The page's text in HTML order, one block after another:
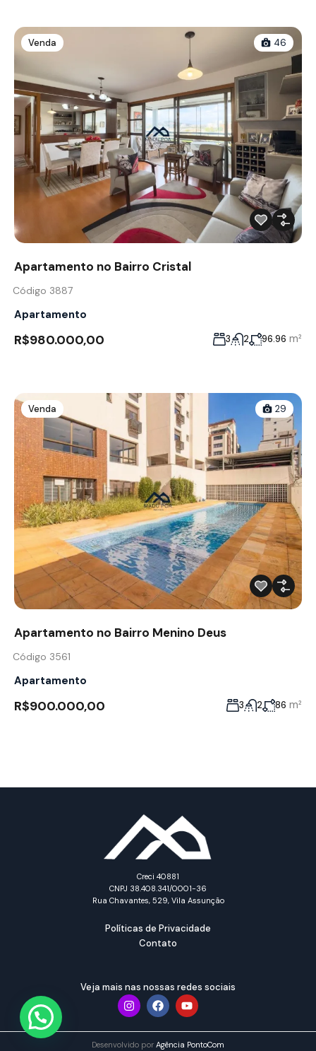
Venda 46
Apartamento no Bairro Cristal
Código 3887
Apartamento
R$980.000,00 3 2 96.96 m²
Venda 29
Apartamento no Bairro Menino Deus
Código 3561
Apartamento
R$900.000,00 3 2 86 m²
Creci 40881
CNPJ 38.408.341/0001-36
Rua Chavantes, 529, Vila Assunção
Políticas de Privacidade
Contato
Veja mais nas nossas redes sociais
Desenvolvido por Agência PontoCom